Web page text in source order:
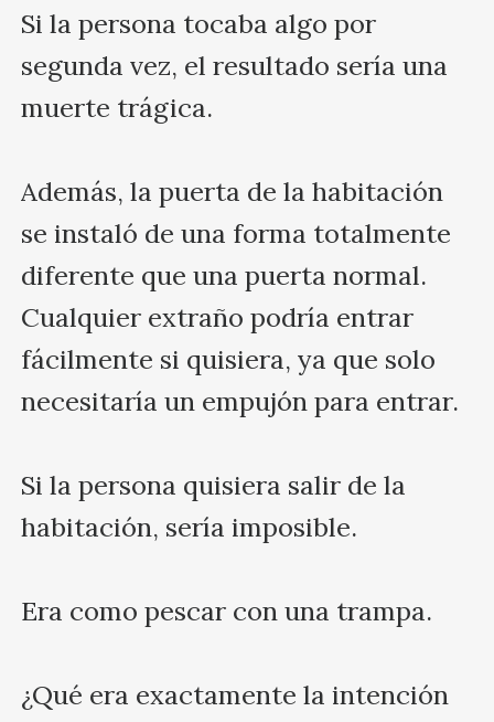
Si la persona tocaba algo por
segunda vez, el resultado sería una
muerte trágica.
Además, la puerta de la habitación
se instaló de una forma totalmente
diferente que una puerta normal.
Cualquier extraño podría entrar
fácilmente si quisiera, ya que solo
necesitaría un empujón para entrar.
Si la persona quisiera salir de la
habitación, sería imposible.
Era como pescar con una trampa.
¿Qué era exactamente la intención